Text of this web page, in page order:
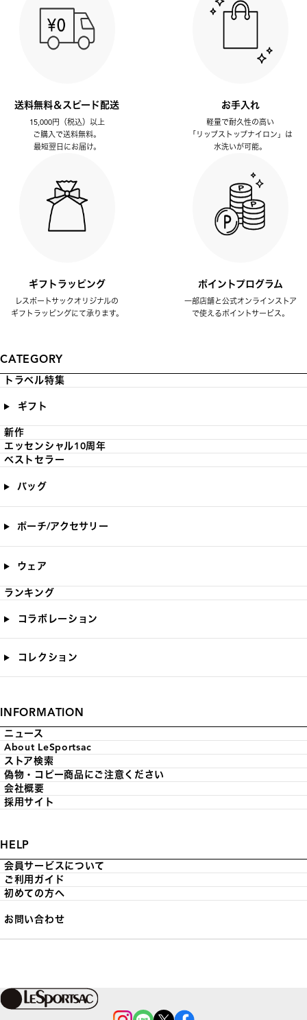
送料無料＆スピード配送
15,000円（税込）以上
ご購入で送料無料。
最短翌日にお届け。
お手入れ
軽量で耐久性の高い
「リップストップナイロン」は
水洗いが可能。
ギフトラッピング
レスポートサックオリジナルの
ギフトラッピングにて承ります。
ポイントプログラム
一部店舗と公式オンラインストア
で使えるポイントサービス。
CATEGORY
トラベル特集
ギフト
新作
エッセンシャル10周年
ベストセラー
バッグ
ポーチ/アクセサリー
ウェア
ランキング
コラボレーション
コレクション
INFORMATION
ニュース
About LeSportsac
ストア検索
偽物・コピー商品にご注意ください
会社概要
採用サイト
HELP
会員サービスについて
ご利用ガイド
初めての方へ
お問い合わせ